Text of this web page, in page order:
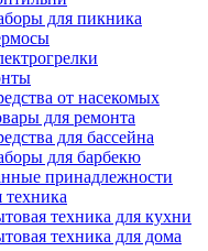
для пикника
от насекомых
для ремонта
для бассейна
для барбекю
принадлежности
техника
техника для кухни
техника для дома